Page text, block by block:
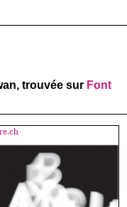
trouvée sur Font